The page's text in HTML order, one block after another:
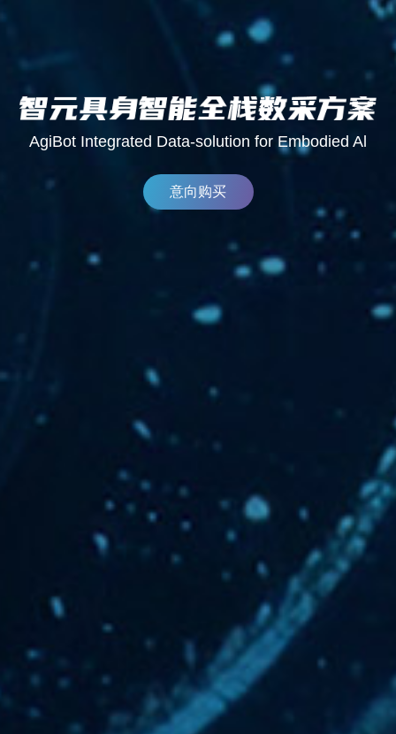
AgiBot Integrated Data-solution for Embodied Al
意向购买